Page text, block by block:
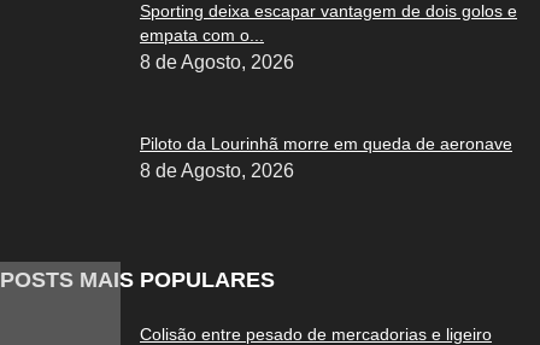
Sporting deixa escapar vantagem de dois golos e
empata com o...
8 de Agosto, 2026
Piloto da Lourinhã morre em queda de aeronave
8 de Agosto, 2026
POSTS MAIS POPULARES
Colisão entre pesado de mercadorias e ligeiro